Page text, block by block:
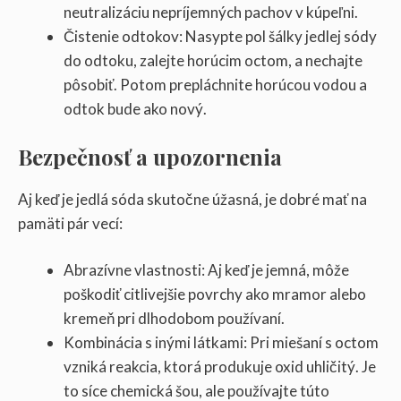
neutralizáciu nepríjemných pachov v kúpeľni.
Čistenie odtokov: Nasypte pol šálky jedlej sódy
do odtoku, zalejte horúcim octom, a nechajte
pôsobiť. Potom prepláchnite horúcou vodou a
odtok bude ako nový.
Bezpečnosť a upozornenia
Aj keď je jedlá sóda skutočne úžasná, je dobré mať na
pamäti pár vecí:
Abrazívne vlastnosti: Aj keď je jemná, môže
poškodiť citlivejšie povrchy ako mramor alebo
kremeň pri dlhodobom používaní.
Kombinácia s inými látkami: Pri miešaní s octom
vzniká reakcia, ktorá produkuje oxid uhličitý. Je
to síce chemická šou, ale používajte túto